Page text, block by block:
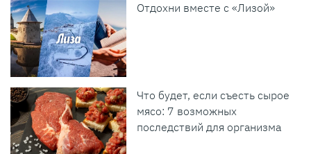
Отдохни вместе с «Лизой»
Что будет, если съесть сырое
мясо: 7 возможных
последствий для организма